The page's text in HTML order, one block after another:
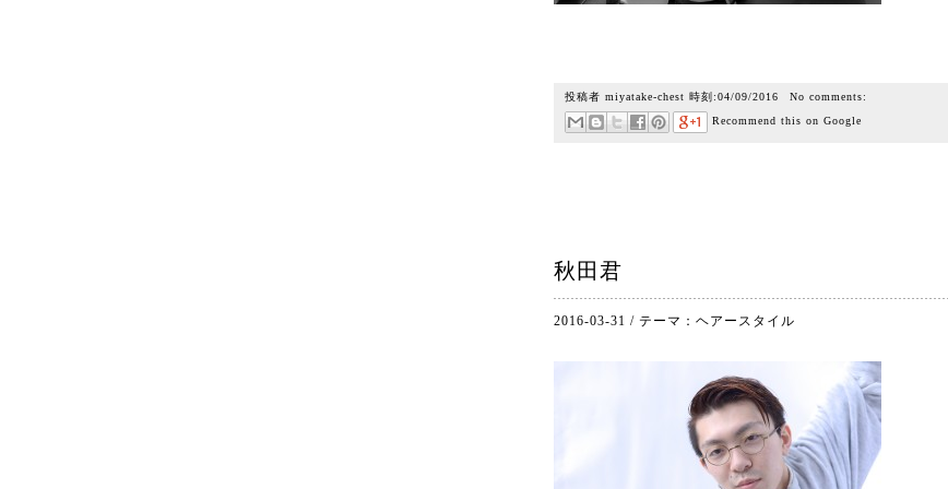
投稿者 miyatake-chest 時刻:04/09/2016 No comments:
Recommend this on Google
秋田君
2016-03-31 / テーマ： ヘアースタイル